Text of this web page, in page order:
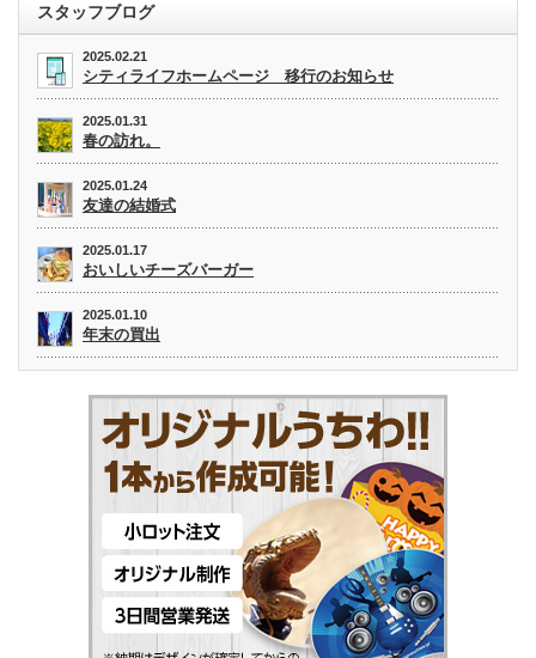
スタッフブログ
2025.02.21
シティライフホームページ 移行のお知らせ
2025.01.31
春の訪れ。
2025.01.24
友達の結婚式
2025.01.17
おいしいチーズバーガー
2025.01.10
年末の買出